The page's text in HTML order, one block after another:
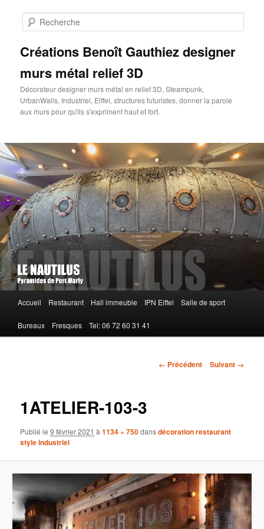
contenu
Créations Benoît Gauthiez designer
murs métal relief 3D
Décorateur designer murs métal en relief 3D, Steampunk,
UrbanWalls, Industriel, Eiffel, structures futuristes, donner la parole
aux murs pour qu'ils s'expriment haut et fort.
principal
Accueil Restaurant Hall immeuble IPN Eiffel Salle de sport
Bureaux Fresques Tel: 06 72 60 31 41
Navigation
← Précédent Suivant →
1ATELIER-103-3
Publié le9 février 2021 à1134 × 750dansdécoration restaurant
style industriel